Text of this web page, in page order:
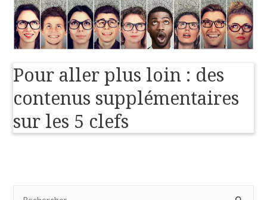
Pour aller plus loin : des
contenus supplémentaires
sur les 5 clefs